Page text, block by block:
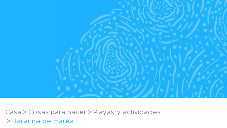
Casa Cosas para hacer
Playas y actividades
Bailarina de marea